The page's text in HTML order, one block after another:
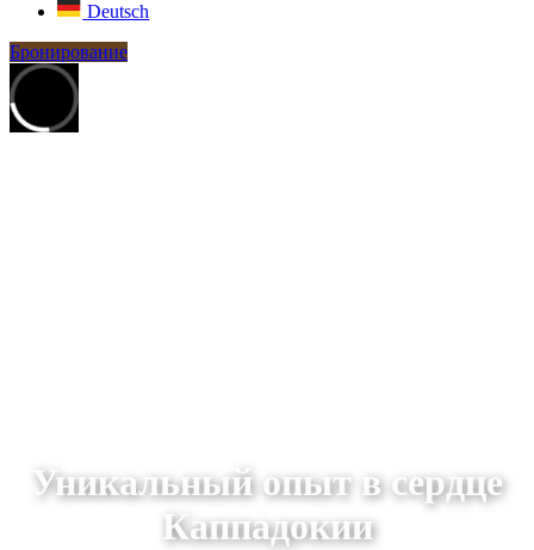
Deutsch
Бронирование
Уникальный опыт в сердце
Каппадокии